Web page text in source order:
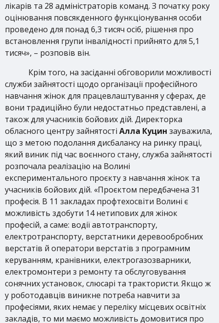
лікарів та 28 адміністраторів команд. З початку року
оцінювання повсякденного функціонування особи
проведено для понад 6,3 тисяч осіб, рішення про
встановлення групи інвалідності прийнято для 5,1
тисяч», – розповів він.
Крім того, на засіданні обговорили можливості
служби зайнятості щодо організації професійного
навчання жінок для працевлаштування у сферах, де
вони традиційно були недостатньо представлені, а
також для учасників бойових дій. Директорка
обласного центру зайнятості Алла Куцин зауважила,
що з метою подолання дисбалансу на ринку праці,
який виник під час воєнного стану, служба зайнятості
розпочала реалізацію на Волині
експериментального проєкту з навчання жінок та
учасників бойових дій. «Проєктом передбачена 31
професія. В 11 закладах профтехосвіти Волині є
можливість здобути 14 нетипових для жінок
професій, а саме: водії автотранспорту,
електротранспорту, верстатники деревообробних
верстатів й оператори верстатів з програмним
керуванням, кранівники, електрогазозварники,
електромонтери з ремонту та обслуговування
сонячних установок, слюсарі та трактористи. Якщо ж
у роботодавців виникне потреба навчити за
професіями, яких немає у переліку місцевих освітніх
закладів, то ми маємо можливість домовитися про